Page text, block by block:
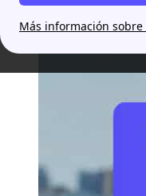
Más información